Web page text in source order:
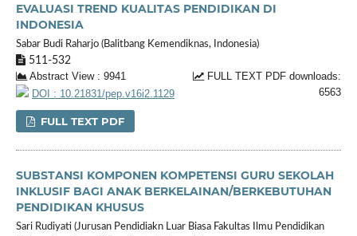
EVALUASI TREND KUALITAS PENDIDIKAN DI
INDONESIA
Sabar Budi Raharjo (Balitbang Kemendiknas, Indonesia)
511-532
Abstract View : 9941
FULL TEXT PDF downloads:
6563
DOI : 10.21831/pep.v16i2.1129
FULL TEXT PDF
SUBSTANSI KOMPONEN KOMPETENSI GURU SEKOLAH
INKLUSIF BAGI ANAK BERKELAINAN/BERKEBUTUHAN
PENDIDIKAN KHUSUS
Sari Rudiyati (Jurusan Pendidiakn Luar Biasa Fakultas Ilmu Pendidikan